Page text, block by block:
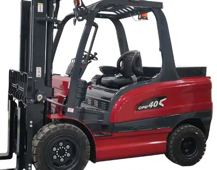
Гусеничный гидравлический
экскаватор HUAYA P325
Размеры (мм)
2900×1100×1600
Модель двигателя
LIGONG 2V80
Гусеничный
HUAYA H330
Размеры (мм)
Модель двигателя
Kubota D902